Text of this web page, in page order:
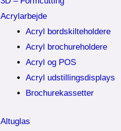
Acrylarbejde
Acryl bordskilteholdere
Acryl brochureholdere
Acryl og POS
Acryl udstillingsdisplays
Brochurekassetter
Altuglas